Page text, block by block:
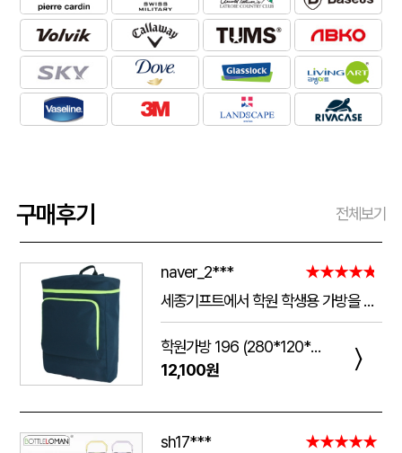
구매후기 전체보기
naver_2***
★★★★★
세종기프트에서 학원 학생용 가방을 제작했는데 전체적으로 아주 만족스럽습니다. 가방 크기가 넉넉해서 교재와 학용품을 넣기 좋고, 원단과 지퍼도 탄탄해서 아이들이 매일 사용하기에 실용적입니다. 특히 학원 로고와 문구 인쇄가 선명하고 깔끔하게 나와서 실제로 받아보니 기대했던 것보다 훨씬 고급스러웠습니다. 제작 과정에서도 요청사항을 잘 반영해 주셨고 완성도도 좋아 다음 단체 제작 때도 다시 이용하고 싶습니다.
학원가방 196 (280*120*390mm)
12,100원
〉
sh17***
★★★★★